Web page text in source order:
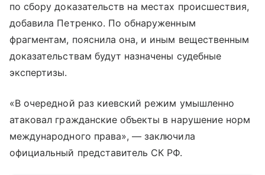
по сбору доказательств на местах происшествия,
добавила Петренко. По обнаруженным
фрагментам, пояснила она, и иным вещественным
доказательствам будут назначены судебные
экспертизы.
«В очередной раз киевский режим умышленно
атаковал гражданские объекты в нарушение норм
международного права», — заключила
официальный представитель СК РФ.